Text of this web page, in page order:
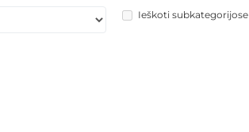
Ieškoti subkategorijose